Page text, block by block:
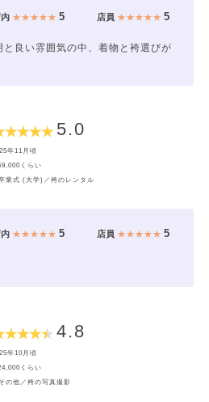
★★★★★ 5 店員 ★★★★★5
良い雰囲気の中、着物と袴選びが
5.0
年11月頃
くらい
業式 (大学)／袴のレンタル
★★★★★ 5 店員 ★★★★★5
4.8
年10月頃
くらい
の他／袴の写真撮影